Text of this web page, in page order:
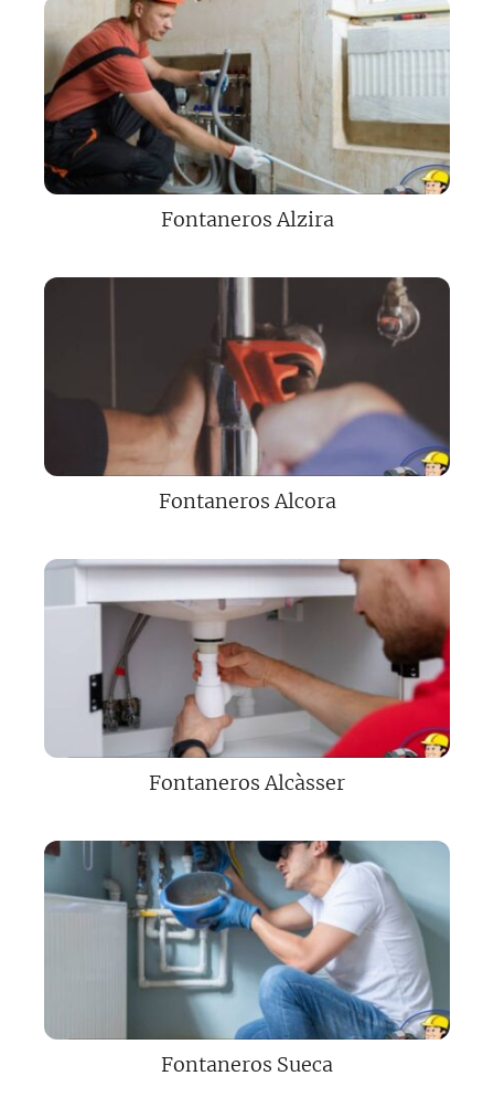
Fontaneros Alzira
Fontaneros Alcora
Fontaneros Alcàsser
Fontaneros Sueca